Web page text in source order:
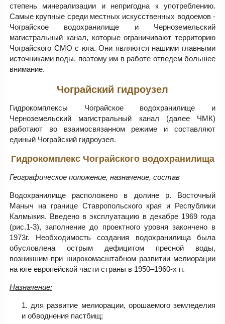
степень минерализации и непригодна к употреблению.
Самые крупные среди местных искусственных водоемов -
Чограйское водохранилище и Черноземельский
магистральный канал, которые ограничивают территорию
Чограйского СМО с юга. Они являются нашими главными
источниками воды, поэтому им в работе отведем большее
внимание.
Чограйский гидроузел
Гидрокомплексы Чограйское водохранилище и
Черноземельский магистральный канал (далее ЧМК)
работают во взаимосвязанном режиме и составляют
единый Чограйский гидроузел.
Гидрокомплекс Чограйского водохранилища
Географическое положение, назначение, состав
Водохранилище расположено в долине р. Восточный
Маныч на границе Ставропольского края и Республики
Калмыкия. Введено в эксплуатацию в декабре 1969 года
(рис.1-3), заполнение до проектного уровня закончено в
1973г. Необходимость создания водохранилища была
обусловлена острым дефицитом пресной воды,
возникшим при широкомасштабном развитии мелиорации
на юге европейской части страны в 1950–1960-х гг.
Назначение:
для раз­ви­тие ме­ли­о­ра­ции, оро­ша­е­мо­го зем­ле­де­лия
и об­вод­не­ния паст­бищ;